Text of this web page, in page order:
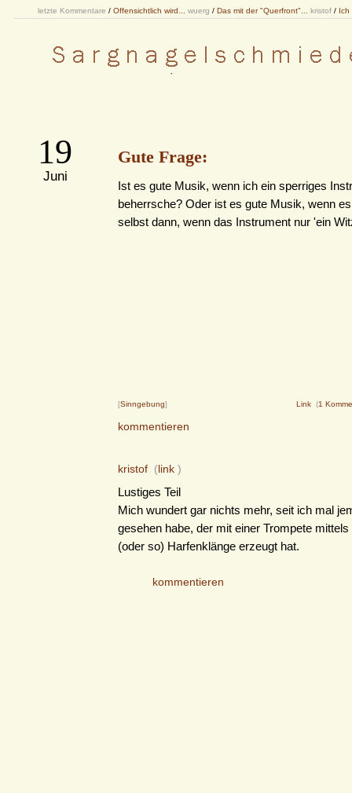
letzte Kommentare / Offensichtlich wird... wuerg / Das mit der "Querfront"... kristof / Ich
19
Juni
Gute Frage:
Ist es gute Musik, wenn ich ein sperriges
beherrsche? Oder ist es gute Musik, wenn
selbst dann, wenn das Instrument nur 'ein
[Sinngebung] Link (1
kommentieren
kristof (link )
Lustiges Teil
Mich wundert gar nichts mehr, seit ich mal
gesehen habe, der mit einer Trompete mittels
(oder so) Harfenklänge erzeugt hat.
kommentieren